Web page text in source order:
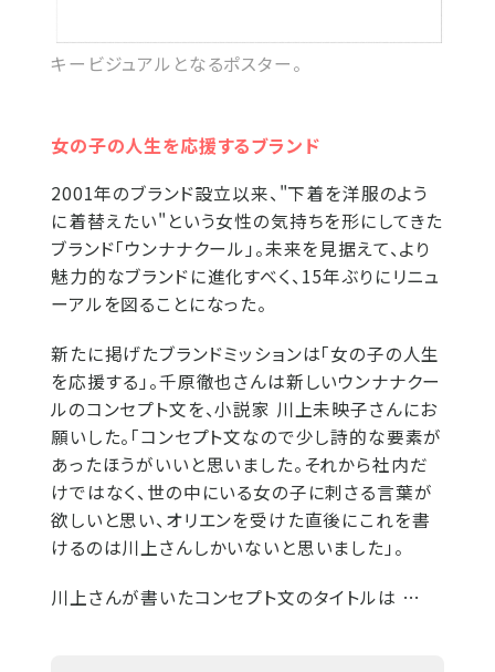
キービジュアルとなるポスター。
女の子の人生を応援するブランド
2001年のブランド設立以来、"下着を洋服のよう
に着替えたい"という女性の気持ちを形にしてきた
ブランド「ウンナナクール」。未来を見据えて、より
魅力的なブランドに進化すべく、15年ぶりにリニュ
ーアルを図ることになった。
新たに掲げたブランドミッションは「女の子の人生
を応援する」。千原徹也さんは新しいウンナナクー
ルのコンセプト文を、小説家 川上未映子さんにお
願いした。「コンセプト文なので少し詩的な要素が
あったほうがいいと思いました。それから社内だ
けではなく、世の中にいる女の子に刺さる言葉が
欲しいと思い、オリエンを受けた直後にこれを書
けるのは川上さんしかいないと思いました」。
川上さんが書いたコンセプト文のタイトルは …